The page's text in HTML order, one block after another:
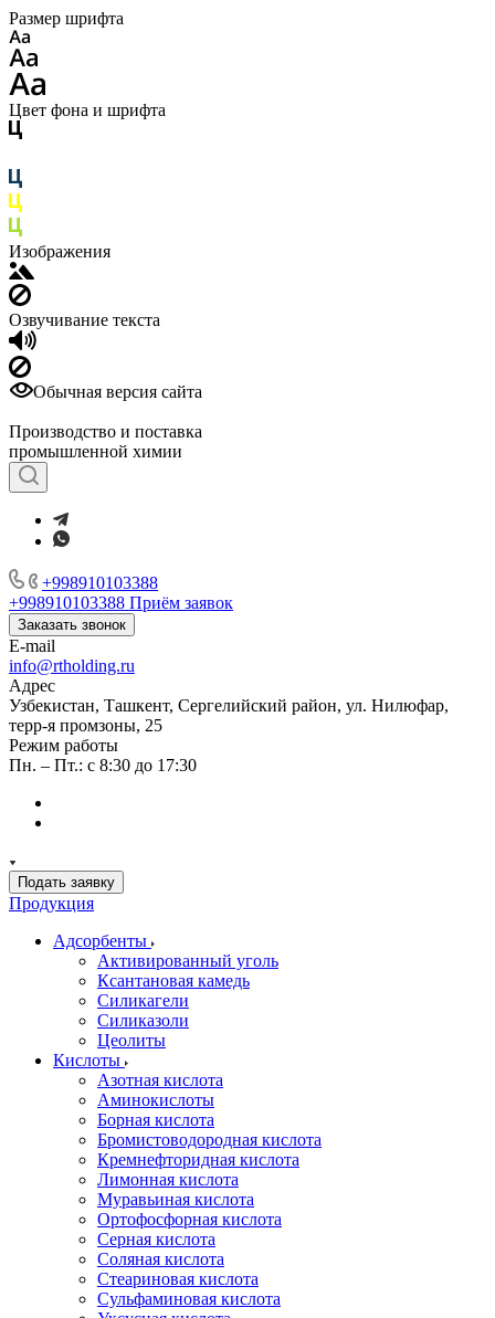
Размер шрифта
Цвет фона и шрифта
Изображения
Озвучивание текста
Обычная версия сайта
Производство и поставка
промышленной химии
+998910103388
+998910103388 Приём заявок
Заказать звонок
E-mail
info@rtholding.ru
Адрес
Узбекистан, Ташкент, Сергелийский район, ул. Нилюфар,
терр-я промзоны, 25
Режим работы
Пн. – Пт.: с 8:30 до 17:30
Подать заявку
Продукция
Адсорбенты
Активированный уголь
Ксантановая камедь
Силикагели
Силиказоли
Цеолиты
Кислоты
Азотная кислота
Аминокислоты
Борная кислота
Бромистоводородная кислота
Кремнефторидная кислота
Лимонная кислота
Муравьиная кислота
Ортофосфорная кислота
Серная кислота
Соляная кислота
Стеариновая кислота
Сульфаминовая кислота